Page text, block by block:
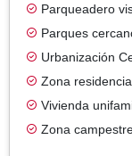
Parqueadero
Parques
Urbanización
Zona
Vivienda
Zona